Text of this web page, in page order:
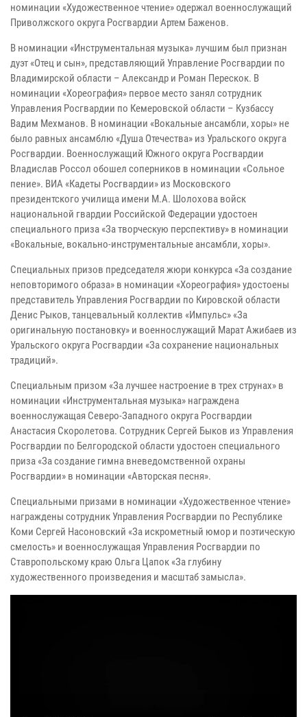
номинации «Художественное чтение» одержал военнослужащий
Приволжского округа Росгвардии Артем Баженов.
В номинации «Инструментальная музыка» лучшим был признан
дуэт «Отец и сын», представляющий Управление Росгвардии по
Владимирской области – Александр и Роман Перескок. В
номинации «Хореография» первое место занял сотрудник
Управления Росгвардии по Кемеровской области – Кузбассу
Вадим Мехманов. В номинации «Вокальные ансамбли, хоры» не
было равных ансамблю «Душа Отечества» из Уральского округа
Росгвардии. Военнослужащий Южного округа Росгвардии
Владислав Россол обошел соперников в номинации «Сольное
пение». ВИА «Кадеты Росгвардии» из Московского
президентского училища имени М.А. Шолохова войск
национальной гвардии Российской Федерации удостоен
специального приза «За творческую перспективу» в номинации
«Вокальные, вокально-инструментальные ансамбли, хоры».
Специальных призов председателя жюри конкурса «За создание
неповторимого образа» в номинации «Хореография» удостоены
представитель Управления Росгвардии по Кировской области
Денис Рыков, танцевальный коллектив «Импульс» «За
оригинальную постановку» и военнослужащий Марат Ажибаев из
Уральского округа Росгвардии «За сохранение национальных
традиций».
Специальным призом «За лучшее настроение в трех струнах» в
номинации «Инструментальная музыка» награждена
военнослужащая Северо-Западного округа Росгвардии
Анастасия Скоролетова. Сотрудник Сергей Быков из Управления
Росгвардии по Белгородской области удостоен специального
приза «За создание гимна вневедомственной охраны
Росгвардии» в номинации «Авторская песня».
Специальными призами в номинации «Художественное чтение»
награждены сотрудник Управления Росгвардии по Республике
Коми Сергей Насоновский «За искрометный юмор и поэтическую
смелость» и военнослужащая Управления Росгвардии по
Ставропольскому краю Ольга Цапок «За глубину
художественного произведения и масштаб замысла».